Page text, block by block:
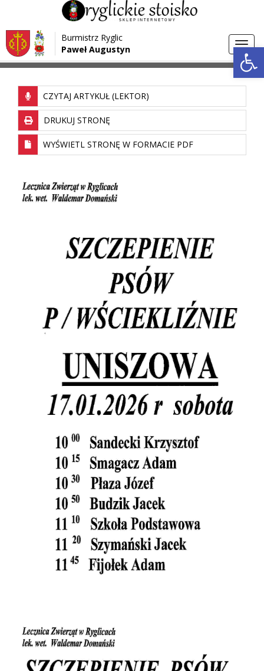
Przejdź do menu
Przejdź do głównej treści strony
Przejdź do stopki strony
Burmistrz Ryglic
Paweł Augustyn
Strona główna > Akcja szczepienia psów
CZYTAJ ARTYKUŁ (LEKTOR)
DRUKUJ STRONĘ
WYŚWIETL STRONĘ W FORMACIE PDF